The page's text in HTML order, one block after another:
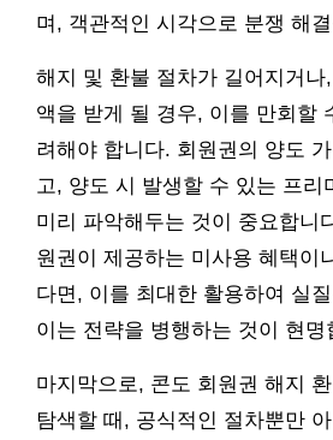
며, 객관적인 시각으로 분쟁 해
해지 및 환불 절차가 길어지거나
액을 받게 될 경우, 이를 만회할
려해야 합니다. 회원권의 양도
고, 양도 시 발생할 수 있는 프리
미리 파악해두는 것이 중요합니
원권이 제공하는 미사용 혜택이
다면, 이를 최대한 활용하여 실
이는 전략을 병행하는 것이 현명
마지막으로, 콘도 회원권 해지
탐색할 때, 공식적인 절차뿐만